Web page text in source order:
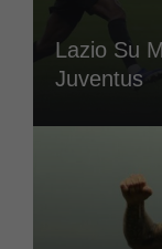
Lazio Su
Juventus